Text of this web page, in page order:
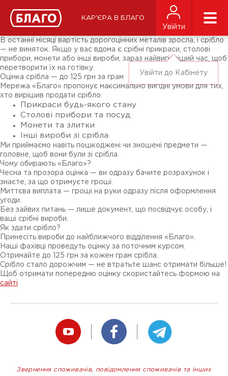
КАР'ЄРА В БЛАГО
Увійти
Увійти до Кабінету
ЗМІ про нас
Підписники соц-мереж
Ярмарки
В останні місяці вартість дорогоцінних металів зросла, і срібло
— не виняток. Якщо у вас вдома є срібні прикраси, столові
прибори, монети або інші вироби, зараз найвигідніший час, щоб
перетворити їх на готівку.
Оцінка срібла — до 125 грн за грам
Мережа «Благо» пропонує максимально вигідні умови для тих,
хто вирішив продати срібло:
Прикраси будь-якого стану
Столові прибори та посуд
Монети та злитки
Інші вироби зі срібла
Ми приймаємо навіть пошкоджені чи зношені предмети —
головне, щоб вони були зі срібла.
Чому обирають «Благо»?
Чесна та прозора оцінка — ви одразу бачите розрахунок і
знаєте, за що отримуєте гроші.
Миттєва виплата — гроші на руки одразу після оформлення
угоди.
Без зайвих питань — лише документ, що посвідчує особу, і
ваші срібні вироби.
Як здати срібло?
Принесіть вироби до найближчого відділення «Благо».
Наші фахівці проведуть оцінку за поточним курсом.
Отримайте до 125 грн за кожен грам срібла.
Срібло стало дорожчим — не втратьте шанс отримати більше!
Щоб отримати попередню оцінку скористайтесь формою на
сайті
Звернення споживачів, повідомлення споживачів та інших